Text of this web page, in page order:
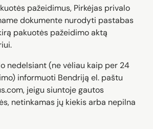
pažeidimus, Pirkėjas privalo
dokumente nurodyti pastabas
pakuotės pažeidimo aktą
nedelsiant (ne vėliau kaip per 24
informuoti Bendriją el. paštu
jeigu siuntoje gautos
netinkamas jų kiekis arba nepilna